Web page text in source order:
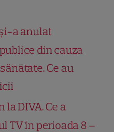
a anulat
din cauza
Ce au
la DIVA. Ce a
TV în perioada 8 –